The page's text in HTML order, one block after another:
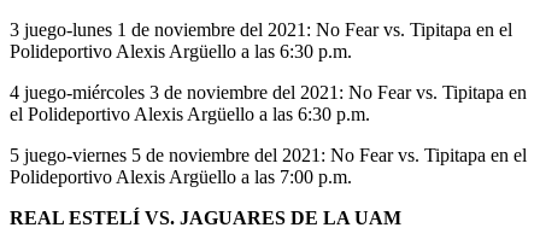
3 juego-lunes 1 de noviembre del 2021: No Fear vs. Tipitapa en el
Polideportivo Alexis Argüello a las 6:30 p.m.
4 juego-miércoles 3 de noviembre del 2021: No Fear vs. Tipitapa en
el Polideportivo Alexis Argüello a las 6:30 p.m.
5 juego-viernes 5 de noviembre del 2021: No Fear vs. Tipitapa en el
Polideportivo Alexis Argüello a las 7:00 p.m.
REAL ESTELÍ VS. JAGUARES DE LA UAM